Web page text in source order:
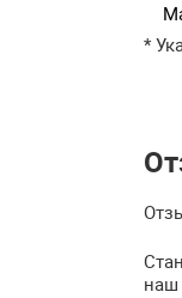
*
наш